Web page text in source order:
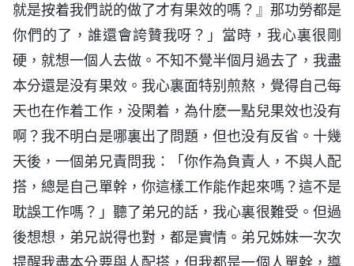
就是按着我們説的做了才有果效的嗎？』那功勞都是
你們的了，誰還會誇贊我呀？」當時，我心裏很剛
硬，就想一個人去做。不知不覺半個月過去了，我盡
本分還是没有果效。我心裏面特别煎熬，覺得自己每
天也在作着工作，没閑着，為什麽一點兒果效也没有
啊？我不明白是哪裏出了問題，但也没有反省。十幾
天後，一個弟兄責問我：「你作為負責人，不與人配
搭，總是自己單幹，你這樣工作能作起來嗎？這不是
耽誤工作嗎？」聽了弟兄的話，我心裏很難受。但過
後想想，弟兄説得也對，都是實情。弟兄姊妹一次次
提醒我盡本分要與人配搭，但我都是一個人單幹，導